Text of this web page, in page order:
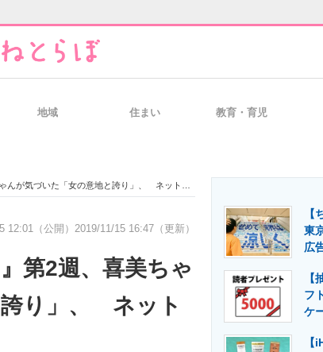
経営リーダーのコミュニティ
IT製品の技術・比較・事例 製造業のIT導入・活用を支援
地域 住まい 教育・育児
づいた「女の意地と誇り」、 ネット上の反応は？
12:01（公開） 2019/11/15 16:47（更新）
第2週、喜美ちゃ
誇り」、 ネット
【
東
広
フ
ケ
【